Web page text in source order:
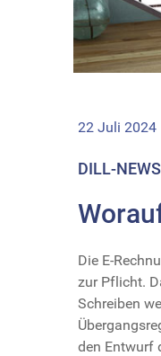
22 Juli 2024
DILL-
Die E-
zur Pflicht.
Schreiben
den Entwurf